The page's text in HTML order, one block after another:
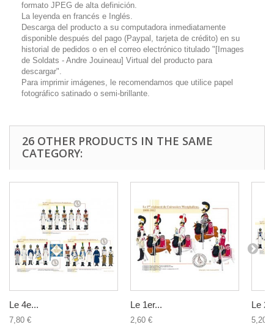
formato JPEG de alta definición.
La leyenda en francés e Inglés.
Descarga del producto a su computadora inmediatamente
disponible después del pago (Paypal, tarjeta de crédito) en su
historial de pedidos o en el correo electrónico titulado "[Images
de Soldats - Andre Jouineau] Virtual del producto para
descargar".
Para imprimir imágenes, le recomendamos que utilice papel
fotográfico satinado o semi-brillante.
26 OTHER PRODUCTS IN THE SAME
CATEGORY:
Le 4e...
7,80 €
Le 1er...
2,60 €
Le
5,20 €